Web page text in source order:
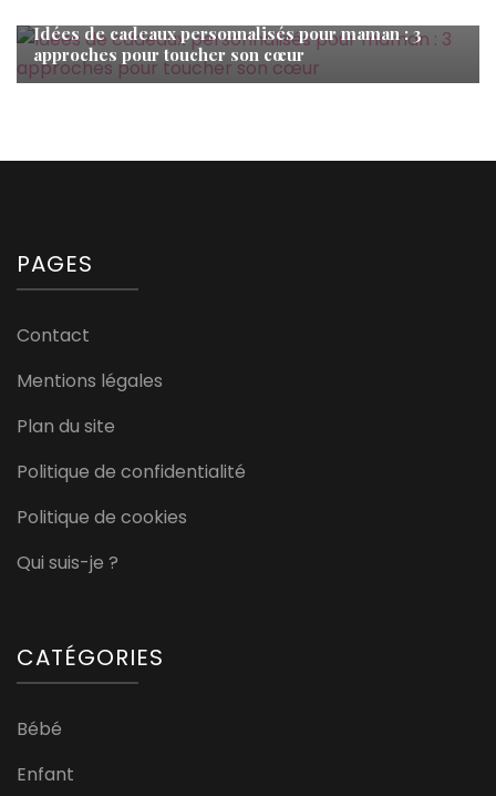
Idées de cadeaux personnalisés pour maman : 3
approches pour toucher son cœur
PAGES
Contact
Mentions légales
Plan du site
Politique de confidentialité
Politique de cookies
Qui suis-je ?
CATÉGORIES
Bébé
Enfant